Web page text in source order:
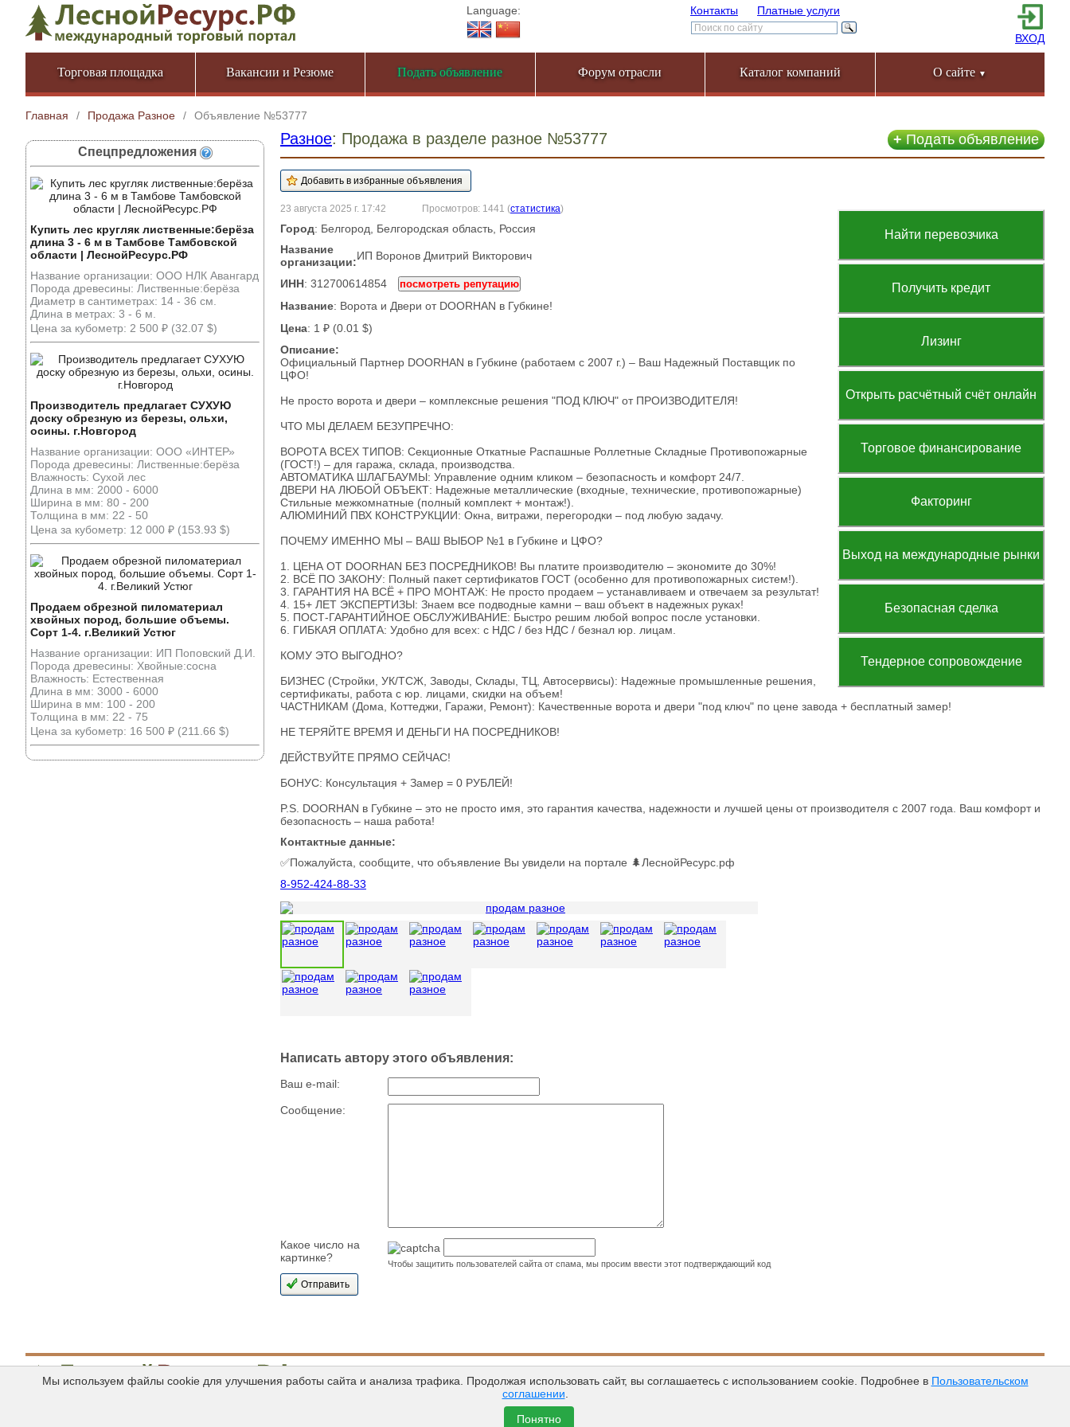
Language: Контакты Платные услуги
ВХОД
Торговая площадка Вакансии и Резюме Подать объявление Форум отрасли Каталог компаний О сайте ▼
Главная / Продажа Разное / Объявление №53777
Спецпредложения
Купить лес кругляк лиственные:берёза
длина 3 - 6 м в Тамбове Тамбовской
области | ЛеснойРесурс.РФ
Название организации: ООО НЛК Авангард
Порода древесины: Лиственные:берёза
Диаметр в сантиметрах: 14 - 36 см.
Длина в метрах: 3 - 6 м.
Цена за кубометр: 2 500 ₽ (32.07 $)
Производитель предлагает СУХУЮ
доску обрезную из березы, ольхи,
осины. г.Новгород
Название организации: ООО «ИНТЕР»
Порода древесины: Лиственные:берёза
Влажность: Сухой лес
Длина в мм: 2000 - 6000
Ширина в мм: 80 - 200
Толщина в мм: 22 - 50
Цена за кубометр: 12 000 ₽ (153.93 $)
Продаем обрезной пиломатериал
хвойных пород, большие объемы.
Сорт 1-4. г.Великий Устюг
Название организации: ИП Поповский Д.И.
Порода древесины: Хвойные:сосна
Влажность: Естественная
Длина в мм: 3000 - 6000
Ширина в мм: 100 - 200
Толщина в мм: 22 - 75
Цена за кубометр: 16 500 ₽ (211.66 $)
+Подать объявление
Разное: Продажа в разделе разное №53777
Найти перевозчика
Получить кредит
Лизинг
Открыть расчётный счёт онлайн
Торговое финансирование
Факторинг
Выход на международные рынки
Безопасная сделка
Тендерное сопровождение
23 августа 2025 г. 17:42 Просмотров: 1441 (статистика)
Город: Белгород, Белгородская область, Россия
Название
организации:ИП Воронов Дмитрий Викторович
ИНН: 312700614854 посмотреть репутацию
Название: Ворота и Двери от DOORHAN в Губкине!
Цена: 1 ₽ (0.01 $)
Описание:
Официальный Партнер DOORHAN в Губкине (работаем с 2007 г.) – Ваш Надежный Поставщик по
ЦФО!
Не просто ворота и двери – комплексные решения "ПОД КЛЮЧ" от ПРОИЗВОДИТЕЛЯ!
ЧТО МЫ ДЕЛАЕМ БЕЗУПРЕЧНО:
ВОРОТА ВСЕХ ТИПОВ: Секционные Откатные Распашные Роллетные Складные Противопожарные
(ГОСТ!) – для гаража, склада, производства.
АВТОМАТИКА ШЛАГБАУМЫ: Управление одним кликом – безопасность и комфорт 24/7.
ДВЕРИ НА ЛЮБОЙ ОБЪЕКТ: Надежные металлические (входные, технические, противопожарные)
Стильные межкомнатные (полный комплект + монтаж!).
АЛЮМИНИЙ ПВХ КОНСТРУКЦИИ: Окна, витражи, перегородки – под любую задачу.
ПОЧЕМУ ИМЕННО МЫ – ВАШ ВЫБОР №1 в Губкине и ЦФО?
1. ЦЕНА ОТ DOORHAN БЕЗ ПОСРЕДНИКОВ! Вы платите производителю – экономите до 30%!
2. ВСЁ ПО ЗАКОНУ: Полный пакет сертификатов ГОСТ (особенно для противопожарных систем!).
3. ГАРАНТИЯ НА ВСЁ + ПРО МОНТАЖ: Не просто продаем – устанавливаем и отвечаем за результат!
4. 15+ ЛЕТ ЭКСПЕРТИЗЫ: Знаем все подводные камни – ваш объект в надежных руках!
5. ПОСТ-ГАРАНТИЙНОЕ ОБСЛУЖИВАНИЕ: Быстро решим любой вопрос после установки.
6. ГИБКАЯ ОПЛАТА: Удобно для всех: с НДС / без НДС / безнал юр. лицам.
КОМУ ЭТО ВЫГОДНО?
БИЗНЕС (Стройки, УК/ТСЖ, Заводы, Склады, ТЦ, Автосервисы): Надежные промышленные решения,
сертификаты, работа с юр. лицами, скидки на объем!
ЧАСТНИКАМ (Дома, Коттеджи, Гаражи, Ремонт): Качественные ворота и двери "под ключ" по цене завода + бесплатный замер!
НЕ ТЕРЯЙТЕ ВРЕМЯ И ДЕНЬГИ НА ПОСРЕДНИКОВ!
ДЕЙСТВУЙТЕ ПРЯМО СЕЙЧАС!
БОНУС: Консультация + Замер = 0 РУБЛЕЙ!
P.S. DOORHAN в Губкине – это не просто имя, это гарантия качества, надежности и лучшей цены от производителя с 2007 года. Ваш комфорт и
безопасность – наша работа!
Контактные данные:
✅Пожалуйста, сообщите, что объявление Вы увидели на портале 🌲ЛеснойРесурс.рф
8-952-424-88-33
Написать автору этого объявления:
Ваш e-mail:
Сообщение:
Какое число на
картинке?
Чтобы защитить пользователей сайта от спама, мы просим ввести этот подтверждающий код
Платные услуги Пользовательское соглашение
Контакты
ЛеснойРесурс.рф в соцсетях:
Мы используем файлы cookie для улучшения работы сайта и анализа трафика. Продолжая использовать сайт, вы соглашаетесь с использованием cookie. Подробнее в Пользовательском
соглашении
Понятно